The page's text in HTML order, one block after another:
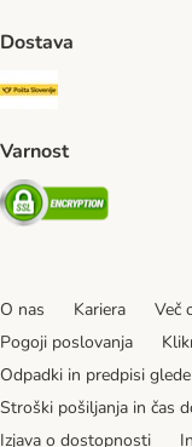
Dostava
Pošta Slovenije
Varnost
Security
O nas Kariera Več
Pogoji poslovanja
Odpadki in predpisi
Stroški pošiljanja in čas
Izjava o dostopnosti